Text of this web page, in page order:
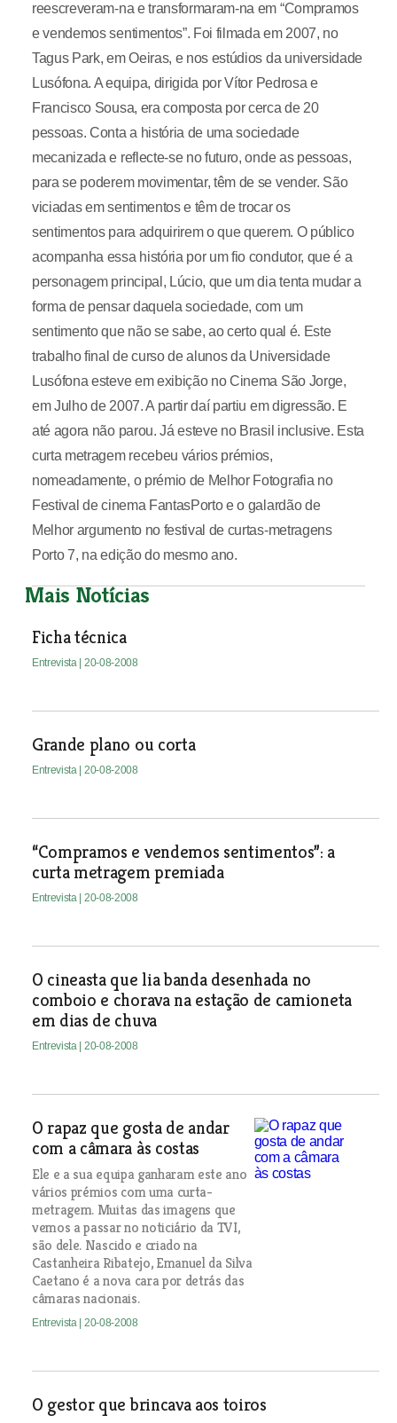
reescreveram-na e transformaram-na em “Compramos
e vendemos sentimentos”. Foi filmada em 2007, no
Tagus Park, em Oeiras, e nos estúdios da universidade
Lusófona. A equipa, dirigida por Vítor Pedrosa e
Francisco Sousa, era composta por cerca de 20
pessoas. Conta a história de uma sociedade
mecanizada e reflecte-se no futuro, onde as pessoas,
para se poderem movimentar, têm de se vender. São
viciadas em sentimentos e têm de trocar os
sentimentos para adquirirem o que querem. O público
acompanha essa história por um fio condutor, que é a
personagem principal, Lúcio, que um dia tenta mudar a
forma de pensar daquela sociedade, com um
sentimento que não se sabe, ao certo qual é. Este
trabalho final de curso de alunos da Universidade
Lusófona esteve em exibição no Cinema São Jorge,
em Julho de 2007. A partir daí partiu em digressão. E
até agora não parou. Já esteve no Brasil inclusive. Esta
curta metragem recebeu vários prémios,
nomeadamente, o prémio de Melhor Fotografia no
Festival de cinema FantasPorto e o galardão de
Melhor argumento no festival de curtas-metragens
Porto 7, na edição do mesmo ano.
Mais Notícias
Ficha técnica
Entrevista | 20-08-2008
Grande plano ou corta
Entrevista | 20-08-2008
“Compramos e vendemos sentimentos”: a
curta metragem premiada
Entrevista | 20-08-2008
O cineasta que lia banda desenhada no
comboio e chorava na estação de camioneta
em dias de chuva
Entrevista | 20-08-2008
O rapaz que gosta de andar
com a câmara às costas
Ele e a sua equipa ganharam este ano
vários prémios com uma curta-
metragem. Muitas das imagens que
vemos a passar no noticiário da TVI,
são dele. Nascido e criado na
Castanheira Ribatejo, Emanuel da Silva
Caetano é a nova cara por detrás das
câmaras nacionais.
Entrevista | 20-08-2008
O gestor que brincava aos toiros